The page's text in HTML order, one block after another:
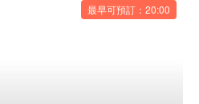
最早可預訂：20:00